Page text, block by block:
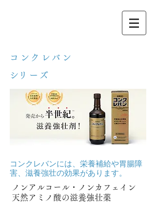
コンクレバン
​シリーズ
コンクレバンには、栄養補給や胃腸障
害、 ​滋養強壮の効果があります。
ノンアルコール・ノンカフェイン
天然アミノ酸の滋養強壮薬